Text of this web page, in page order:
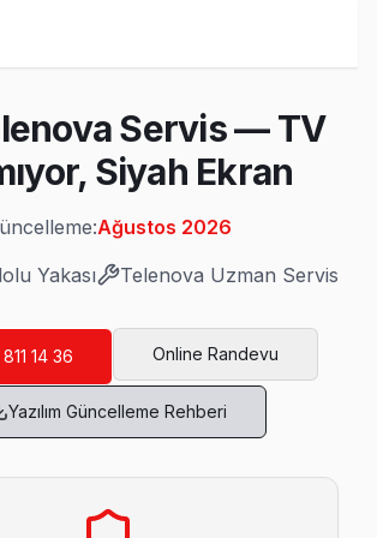
Ağustos 2026
Mahalle Telenova TV
Servis
Servis — TV
Siyah Ekran
Ağustos 2026
Yakası Telenova Uzman Servis
14 36 Online Randevu
Yazılım Güncelleme Rehberi